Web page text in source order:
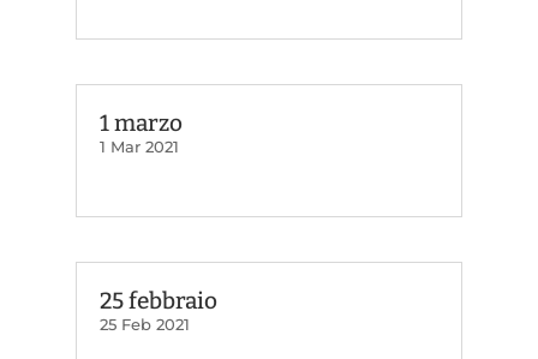
1 marzo
1 Mar 2021
25 febbraio
25 Feb 2021